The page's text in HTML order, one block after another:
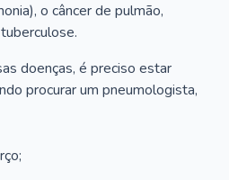
o câncer de pulmão,
doenças, é preciso estar
procurar um pneumologista,